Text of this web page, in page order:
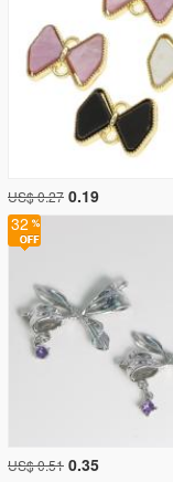
32
US$ 0.51 0.35
US$ 0.27 0.19